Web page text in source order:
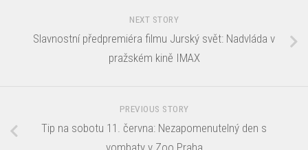
NEXT STORY
Slavnostní předpremiéra filmu Jurský svět: Nadvláda v
pražském kině IMAX
PREVIOUS STORY
Tip na sobotu 11. června: Nezapomenutelný den s